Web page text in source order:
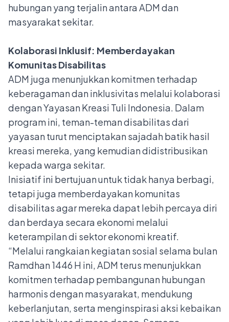
hubungan yang terjalin antara ADM dan
masyarakat sekitar.
Kolaborasi Inklusif: Memberdayakan
Komunitas Disabilitas
ADM juga menunjukkan komitmen terhadap
keberagaman dan inklusivitas melalui kolaborasi
dengan Yayasan Kreasi Tuli Indonesia. Dalam
program ini, teman-teman disabilitas dari
yayasan turut menciptakan sajadah batik hasil
kreasi mereka, yang kemudian didistribusikan
kepada warga sekitar.
Inisiatif ini bertujuan untuk tidak hanya berbagi,
tetapi juga memberdayakan komunitas
disabilitas agar mereka dapat lebih percaya diri
dan berdaya secara ekonomi melalui
keterampilan di sektor ekonomi kreatif.
“Melalui rangkaian kegiatan sosial selama bulan
Ramdhan 1446 H ini, ADM terus menunjukkan
komitmen terhadap pembangunan hubungan
harmonis dengan masyarakat, mendukung
keberlanjutan, serta menginspirasi aksi kebaikan